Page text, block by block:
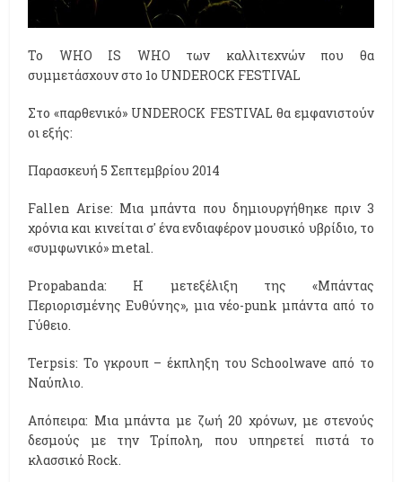
Το WHO IS WHO των καλλιτεχνών που θα
συμμετάσχουν στο 1ο UNDEROCK FESTIVAL
Στο «παρθενικό» UNDEROCK FESTIVAL θα εμφανιστούν
οι εξής:
Παρασκευή 5 Σεπτεμβρίου 2014
Fallen Arise: Μια μπάντα που δημιουργήθηκε πριν 3
χρόνια και κινείται σ' ένα ενδιαφέρον μουσικό υβρίδιο, το
«συμφωνικό» metal.
Propabanda: Η μετεξέλιξη της «Μπάντας
Περιορισμένης Ευθύνης», μια νέο-punk μπάντα από το
Γύθειο.
Terpsis: Το γκρουπ – έκπληξη του Schoolwave από το
Ναύπλιο.
Απόπειρα: Μια μπάντα με ζωή 20 χρόνων, με στενούς
δεσμούς με την Τρίπολη, που υπηρετεί πιστά το
κλασσικό Rock.